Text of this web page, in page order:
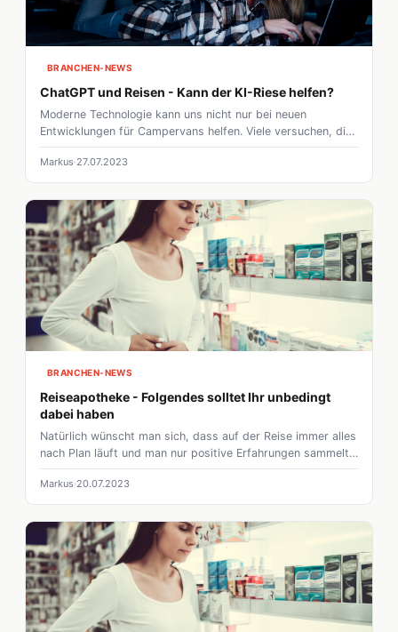
BRANCHEN-NEWS
ChatGPT und Reisen - Kann der KI-Riese helfen?
Moderne Technologie kann uns nicht nur bei neuen
Entwicklungen für Campervans helfen. Viele versuchen, die
Fortschritte in KI-Technologie für alle möglichen Zwecke zu
nutzen. Kann ChatGPT auch Campern helfen?
Markus 27.07.2023
BRANCHEN-NEWS
Reiseapotheke - Folgendes solltet Ihr unbedingt
dabei haben
Natürlich wünscht man sich, dass auf der Reise immer alles
nach Plan läuft und man nur positive Erfahrungen sammelt,
doch dass die Realität anders aussieht, weiß jeder.
Besonders wer Kinder hat muss mit kleineren
Schürfwunden & Co. rechnen.
Markus 20.07.2023